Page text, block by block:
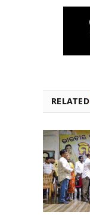
RELATED